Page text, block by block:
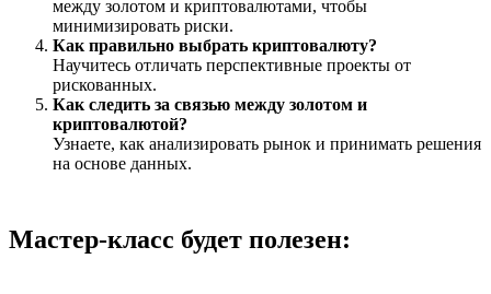
между золотом и криптовалютами, чтобы
минимизировать риски.
Как правильно выбрать криптовалюту?
Научитесь отличать перспективные проекты от
рискованных.
Как следить за связью между золотом и
криптовалютой?
Узнаете, как анализировать рынок и принимать решения
на основе данных.
Мастер-класс будет полезен: